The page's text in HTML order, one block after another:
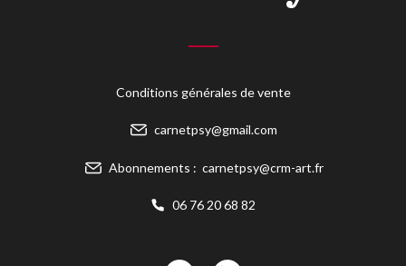
Conditions générales de vente
carnetpsy@gmail.com
Abonnements : carnetpsy@crm-art.fr
06 76 20 68 82